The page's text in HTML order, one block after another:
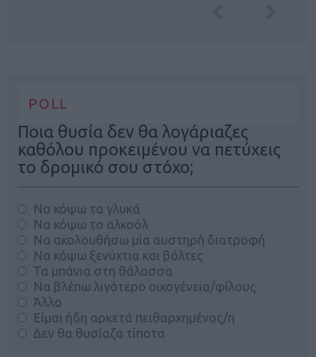
POLL
Ποια θυσία δεν θα λογάριαζες
καθόλου προκειμένου να πετύχεις
το δρομικό σου στόχο;
Να κόψω τα γλυκά
Να κόψω το αλκοόλ
Να ακολουθήσω μία αυστηρή διατροφή
Να κόψω ξενύχτια και βόλτες
Τα μπάνια στη θάλασσα
Να βλέπω λιγότερο οικογένεια/φίλους
Άλλο
Είμαι ήδη αρκετά πειθαρχημένος/η
Δεν θα θυσίαζα τίποτα